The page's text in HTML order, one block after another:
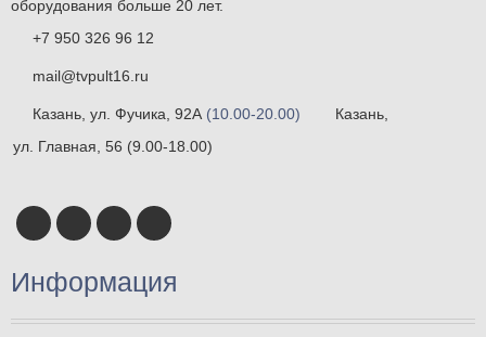
оборудования больше 20 лет.
+7 950 326 96 12
mail@tvpult16.ru
Казань, ул. Фучика, 92А (10.00-20.00)
Казань,
ул. Главная, 56 (9.00-18.00)
Информация